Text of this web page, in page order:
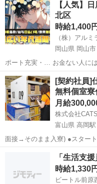
【人気】
北区
時給1,400円
（株）アルミ
岡山県 岡山市
ポート充実・… お金ない人には
住む…
岡山 岡山市 倉庫
[契約社員]
無料個室寮
月給
株式会社CATS
富山県 高岡駅
面接→そのまま入寮) ●スター
人/…
高岡駅
「生活支
時給1,330
ビートル前原